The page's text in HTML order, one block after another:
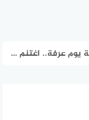
اغتنم أفضل الطاعات – الأسبوع